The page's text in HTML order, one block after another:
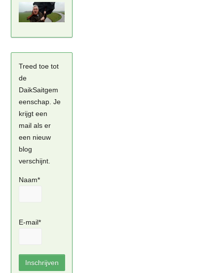
Treed toe tot
de
DaikSaitgem
eenschap. Je
krijgt een
mail als er
een nieuw
blog
verschijnt.
Naam*
E-mail*